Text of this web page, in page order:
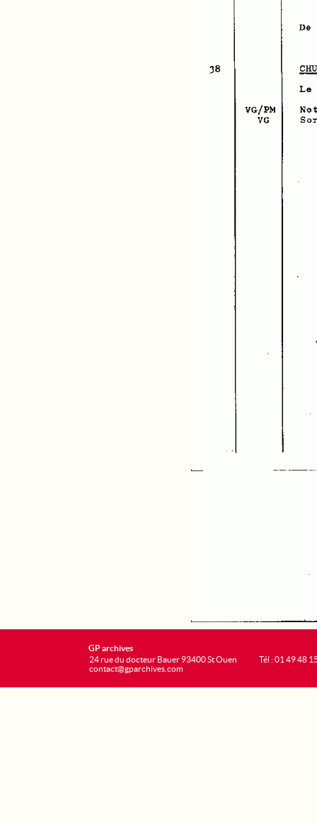
GP archives
24 rue du docteur Bauer 93400 St Ouen
contact@gparchives.com
Tél : 01 49 48